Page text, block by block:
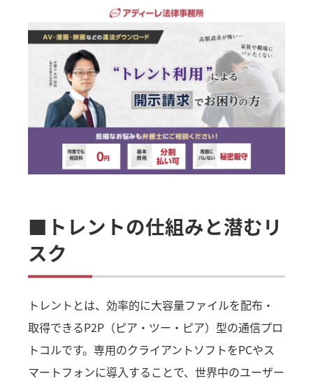
■トレントの仕組みと潜むリ
スク
トレントとは、効率的に大容量ファイルを配布・
取得できるP2P（ピア・ツー・ピア）型の通信プロ
トコルです。専用のクライアントソフトをPCやス
マートフォンに導入することで、世界中のユーザー